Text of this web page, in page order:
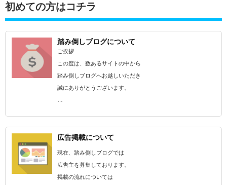
初めての方はコチラ
踏み倒しブログについて
ご挨拶
この度は、数あるサイトの中から
踏み倒しブログへお越しいただき
誠にありがとうございます。
広告掲載について
現在、踏み倒しブログでは
広告主を募集しております。
掲載の流れについては